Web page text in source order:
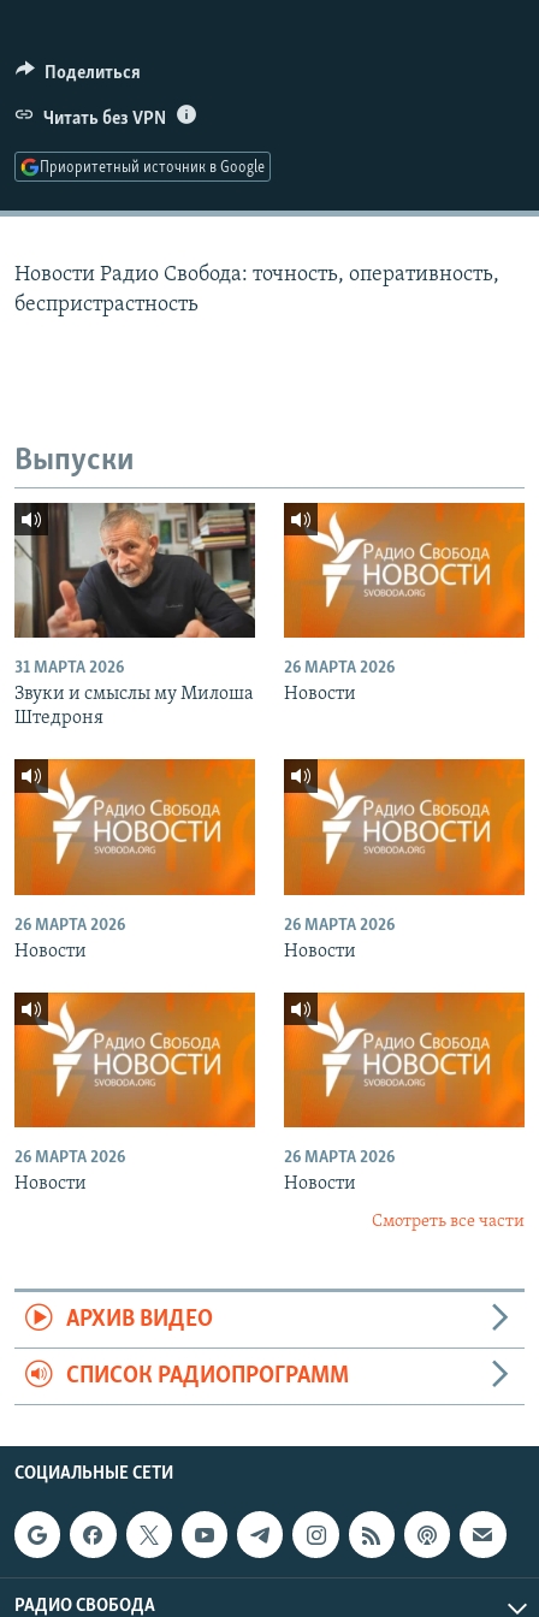
ПОДПИШИТЕСЬ НА РАССЫЛКУ
СОЦИАЛЬНЫЕ СЕТИ
Поделиться
Читать без VPN
Приоритетный источник в Google
Новости Радио Свобода: точность, оперативность,
беспристрастность
Выпуски
31 МАРТА 2026
Звуки и смыслы му Милоша
Штедроня
26 МАРТА 2026
Новости
26 МАРТА 2026
Новости
26 МАРТА 2026
Новости
26 МАРТА 2026
Новости
26 МАРТА 2026
Новости
Смотреть все части
АРХИВ ВИДЕО
СПИСОК РАДИОПРОГРАММ
СОЦИАЛЬНЫЕ СЕТИ
РАДИО СВОБОДА